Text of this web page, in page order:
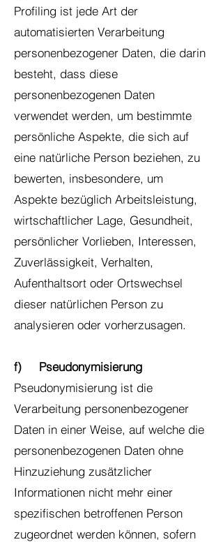
Profiling ist jede Art der
automatisierten Verarbeitung
personenbezogener Daten, die darin
besteht, dass diese
personenbezogenen Daten
verwendet werden, um bestimmte
persönliche Aspekte, die sich auf
eine natürliche Person beziehen, zu
bewerten, insbesondere, um
Aspekte bezüglich Arbeitsleistung,
wirtschaftlicher Lage, Gesundheit,
persönlicher Vorlieben, Interessen,
Zuverlässigkeit, Verhalten,
Aufenthaltsort oder Ortswechsel
dieser natürlichen Person zu
analysieren oder vorherzusagen.
f) Pseudonymisierung
Pseudonymisierung ist die
Verarbeitung personenbezogener
Daten in einer Weise, auf welche die
personenbezogenen Daten ohne
Hinzuziehung zusätzlicher
Informationen nicht mehr einer
spezifischen betroffenen Person
zugeordnet werden können, sofern